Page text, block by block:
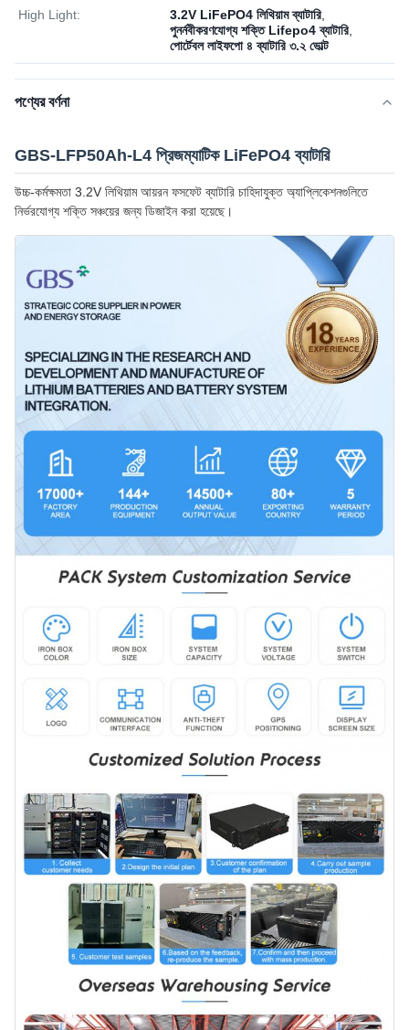
High Light: 3.2V LiFePO4 লিথিয়াম ব্যাটারি
পুনর্নবীকরণযোগ্য শক্তি Lifepo4 ব্যাটারি
পোর্টেবল লাইফপো ৪ ব্যাটারি ৩.২ ভোল্ট
পণ্যের বর্ণনা
GBS-LFP50Ah-L4 প্রিজম্যাটিক LiFePO4 ব্যাটারি
উচ্চ-কর্মক্ষমতা 3.2V লিথিয়াম আয়রন ফসফেট ব্যাটারি চাহিদাযুক্ত অ্যাপ্লিকেশনগুলিতে
নির্ভরযোগ্য শক্তি সঞ্চয়ের জন্য ডিজাইন করা হয়েছে।